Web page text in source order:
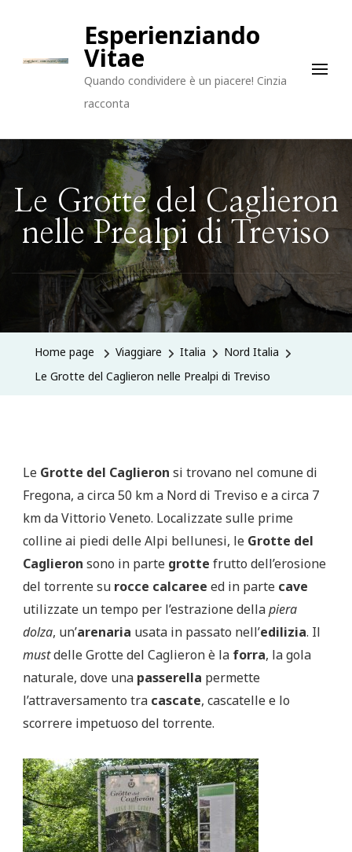
Esperienziando
Vitae
Quando condividere è un piacere! Cinzia
racconta
Le Grotte del Caglieron
nelle Prealpi di Treviso
Home page Viaggiare Italia
Nord Italia
Le Grotte del Caglieron nelle Prealpi di Treviso
Le Grotte del Caglieron si trovano nel comune di
Fregona, a circa 50 km a Nord di Treviso e a circa 7
km da Vittorio Veneto. Localizzate sulle prime
colline ai piedi delle Alpi bellunesi, le Grotte del
Caglieron sono in parte grotte frutto dell’erosione
del torrente su rocce calcaree ed in parte cave
utilizzate un tempo per l’estrazione dellapiera
dolza, un’arenaria usata in passato nell’edilizia. Il
mustdelle Grotte del Caglieron è la forra, la gola
naturale, dove una passerella permette
l’attraversamento tra cascate, cascatelle e lo
scorrere impetuoso del torrente.